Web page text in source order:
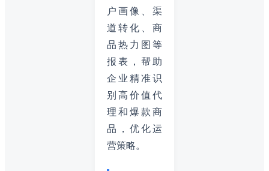
户画像、渠
道转化、商
品热力图等
报表，帮助
企业精准识
别高价值代
理和爆款商
品，优化运
营策略。